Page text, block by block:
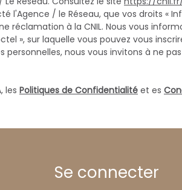
l'Agence / le Réseau, que vos droits «
réclamation à la CNIL. Nous vous
», sur laquelle vous pouvez vous
nous vous invitons à ne
les Politiques de Confidentialité et es
Se connecter